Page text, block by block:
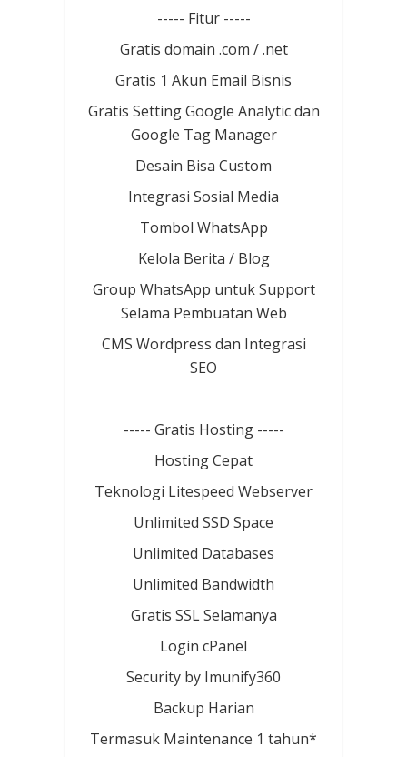
----- Fitur -----
Gratis domain .com / .net
Gratis 1 Akun Email Bisnis
Gratis Setting Google Analytic dan
Google Tag Manager
Desain Bisa Custom
Integrasi Sosial Media
Tombol WhatsApp
Kelola Berita / Blog
Group WhatsApp untuk Support
Selama Pembuatan Web
CMS Wordpress dan Integrasi
SEO
----- Gratis Hosting -----
Hosting Cepat
Teknologi Litespeed Webserver
Unlimited SSD Space
Unlimited Databases
Unlimited Bandwidth
Gratis SSL Selamanya
Login cPanel
Security by Imunify360
Backup Harian
Termasuk Maintenance 1 tahun*